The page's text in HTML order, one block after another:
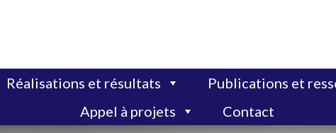
Réalisations et résultats
Publications et
Appel à projets
Contact